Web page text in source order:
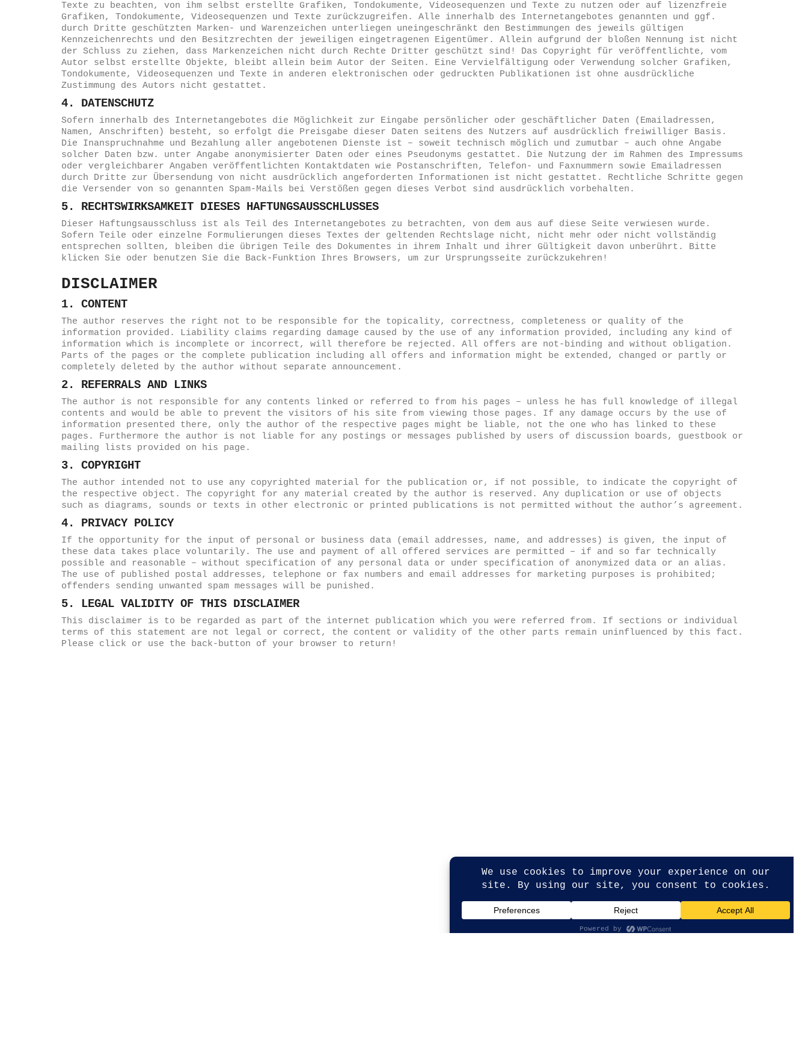
Texte zu beachten, von ihm selbst erstellte Grafiken, Tondokumente, Videosequenzen und Texte zu nutzen oder auf lizenzfreie
Grafiken, Tondokumente, Videosequenzen und Texte zurückzugreifen. Alle innerhalb des Internetangebotes genannten und ggf.
durch Dritte geschützten Marken- und Warenzeichen unterliegen uneingeschränkt den Bestimmungen des jeweils gültigen
Kennzeichenrechts und den Besitzrechten der jeweiligen eingetragenen Eigentümer. Allein aufgrund der bloßen Nennung ist nicht
der Schluss zu ziehen, dass Markenzeichen nicht durch Rechte Dritter geschützt sind! Das Copyright für veröffentlichte, vom
Autor selbst erstellte Objekte, bleibt allein beim Autor der Seiten. Eine Vervielfältigung oder Verwendung solcher Grafiken,
Tondokumente, Videosequenzen und Texte in anderen elektronischen oder gedruckten Publikationen ist ohne ausdrückliche
Zustimmung des Autors nicht gestattet.
4. DATENSCHUTZ
Sofern innerhalb des Internetangebotes die Möglichkeit zur Eingabe persönlicher oder geschäftlicher Daten (Emailadressen,
Namen, Anschriften) besteht, so erfolgt die Preisgabe dieser Daten seitens des Nutzers auf ausdrücklich freiwilliger Basis.
Die Inanspruchnahme und Bezahlung aller angebotenen Dienste ist – soweit technisch möglich und zumutbar – auch ohne Angabe
solcher Daten bzw. unter Angabe anonymisierter Daten oder eines Pseudonyms gestattet. Die Nutzung der im Rahmen des Impressums
oder vergleichbarer Angaben veröffentlichten Kontaktdaten wie Postanschriften, Telefon- und Faxnummern sowie Emailadressen
durch Dritte zur Übersendung von nicht ausdrücklich angeforderten Informationen ist nicht gestattet. Rechtliche Schritte gegen
die Versender von so genannten Spam-Mails bei Verstößen gegen dieses Verbot sind ausdrücklich vorbehalten.
5. RECHTSWIRKSAMKEIT DIESES HAFTUNGSAUSSCHLUSSES
Dieser Haftungsausschluss ist als Teil des Internetangebotes zu betrachten, von dem aus auf diese Seite verwiesen wurde.
Sofern Teile oder einzelne Formulierungen dieses Textes der geltenden Rechtslage nicht, nicht mehr oder nicht vollständig
entsprechen sollten, bleiben die übrigen Teile des Dokumentes in ihrem Inhalt und ihrer Gültigkeit davon unberührt. Bitte
klicken Sie oder benutzen Sie die Back-Funktion Ihres Browsers, um zur Ursprungsseite zurückzukehren!
DISCLAIMER
1. CONTENT
The author reserves the right not to be responsible for the topicality, correctness, completeness or quality of the
information provided. Liability claims regarding damage caused by the use of any information provided, including any kind of
information which is incomplete or incorrect, will therefore be rejected. All offers are not-binding and without obligation.
Parts of the pages or the complete publication including all offers and information might be extended, changed or partly or
completely deleted by the author without separate announcement.
2. REFERRALS AND LINKS
The author is not responsible for any contents linked or referred to from his pages – unless he has full knowledge of illegal
contents and would be able to prevent the visitors of his site from viewing those pages. If any damage occurs by the use of
information presented there, only the author of the respective pages might be liable, not the one who has linked to these
pages. Furthermore the author is not liable for any postings or messages published by users of discussion boards, guestbook or
mailing lists provided on his page.
3. COPYRIGHT
The author intended not to use any copyrighted material for the publication or, if not possible, to indicate the copyright of
the respective object. The copyright for any material created by the author is reserved. Any duplication or use of objects
such as diagrams, sounds or texts in other electronic or printed publications is not permitted without the author’s agreement.
4. PRIVACY POLICY
If the opportunity for the input of personal or business data (email addresses, name, and addresses) is given, the input of
these data takes place voluntarily. The use and payment of all offered services are permitted – if and so far technically
possible and reasonable – without specification of any personal data or under specification of anonymized data or an alias.
The use of published postal addresses, telephone or fax numbers and email addresses for marketing purposes is prohibited;
offenders sending unwanted spam messages will be punished.
5. LEGAL VALIDITY OF THIS DISCLAIMER
This disclaimer is to be regarded as part of the internet publication which you were referred from. If sections or individual
terms of this statement are not legal or correct, the content or validity of the other parts remain uninfluenced by this fact.
Please click or use the back-button of your browser to return!
© Copyright 2026. All Rights Reserved.